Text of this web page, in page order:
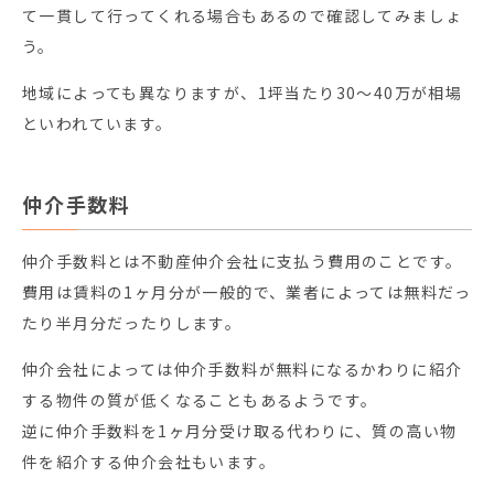
て一貫して行ってくれる場合もあるので確認してみましょ
う。
地域によっても異なりますが、1坪当たり30～40万が相場
といわれています。
仲介手数料
仲介手数料とは不動産仲介会社に支払う費用のことです。
費用は賃料の1ヶ月分が一般的で、業者によっては無料だっ
たり半月分だったりします。
仲介会社によっては仲介手数料が無料になるかわりに紹介
する物件の質が低くなることもあるようです。
逆に仲介手数料を1ヶ月分受け取る代わりに、質の高い物
件を紹介する仲介会社もいます。